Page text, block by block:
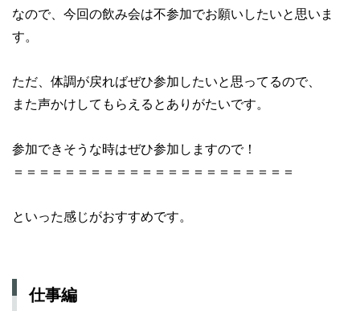
なので、今回の飲み会は不参加でお願いしたいと思いま
す。
ただ、体調が戻ればぜひ参加したいと思ってるので、
また声かけしてもらえるとありがたいです。
参加できそうな時はぜひ参加しますので！
＝＝＝＝＝＝＝＝＝＝＝＝＝＝＝＝＝＝＝＝＝＝
といった感じがおすすめです。
仕事編